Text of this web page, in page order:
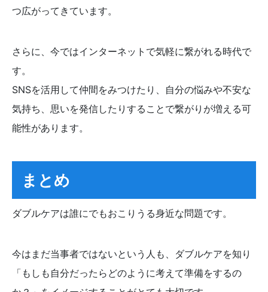
つ広がってきています。
さらに、今ではインターネットで気軽に繋がれる時代で
す。
SNSを活用して仲間をみつけたり、自分の悩みや不安な
気持ち、思いを発信したりすることで繋がりが増える可
能性があります。
まとめ
ダブルケアは誰にでもおこりうる身近な問題です。
今はまだ当事者ではないという人も、ダブルケアを知り
「もしも自分だったらどのように考えて準備をするの